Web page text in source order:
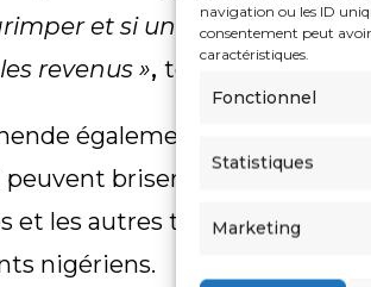
navigation ou les ID
consentement peut
caractéristiques.
Fonctionnel
Statistiques
Marketing
et si une récession
revenus », toujours selon la
également les pénuries
briser la chaîne de
et les autres types de
nigériens.